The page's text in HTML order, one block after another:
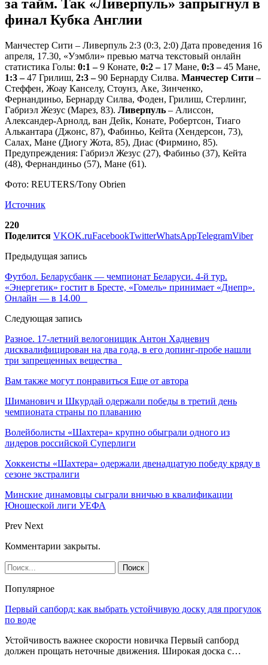
за тайм. Так «Ливерпуль» запрыгнул в
финал Кубка Англии
Манчестер Сити – Ливерпуль 2:3 (0:3, 2:0) Дата проведения 16
апреля, 17.30, «Уэмбли» превью матча текстовый онлайн
статистика Голы: 0:1 –9 Конате, 0:2 – 17 Мане, 0:3 –45 Мане,
1:3 –47 Грилиш, 2:3 –90 Бернарду Силва. Манчестер Сити –
Стеффен, Жоау Канселу, Стоунз, Аке, Зинченко,
Фернандиньо, Бернарду Силва, Фоден, Грилиш, Стерлинг,
Габриэл Жезус (Марез, 83). Ливерпуль – Алиссон,
Александер-Арнолд, ван Дейк, Конате, Робертсон, Тиаго
Алькантара (Джонс, 87), Фабиньо, Кейта (Хендерсон, 73),
Салах, Мане (Диогу Жота, 85), Диас (Фирмино, 85).
Предупреждения: Габриэл Жезус (27), Фабиньо (37), Кейта
(48), Фернандиньо (57), Мане (61).
Фото: REUTERS/Tony Obrien
Источник
220
Поделится VKOK.ruFacebookTwitterWhatsAppTelegramViber
Предыдущая запись
Футбол. Беларусбанк — чемпионат Беларуси. 4-й тур.
«Энергетик» гостит в Бресте, «Гомель» принимает «Днепр».
Онлайн — в 14.00
Следующая запись
Разное. 17-летний велогонищик Антон Хадневич
дисквалифицирован на два года, в его допинг-пробе нашли
три запрещенных вещества
Вам также могут понравиться Еще от автора
Шиманович и Шкурдай одержали победы в третий день
чемпионата страны по плаванию
Волейболисты «Шахтера» крупно обыграли одного из
лидеров российской Суперлиги
Хоккеисты «Шахтера» одержали двенадцатую победу кряду в
сезоне экстралиги
Минские динамовцы сыграли вничью в квалификации
Юношеской лиги УЕФА
Prev Next
Комментарии закрыты.
Популярное
Первый сапборд: как выбрать устойчивую доску для прогулок
по воде
Устойчивость важнее скорости новичка Первый сапборд
должен прощать неточные движения. Широкая доска с…